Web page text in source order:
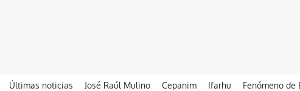
Últimas noticias José Raúl Mulino Cepanim Ifarhu Fenómeno de